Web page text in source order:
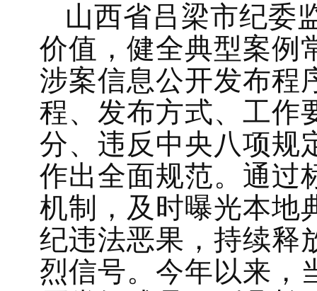
山西省吕梁市纪委
价值，健全典型案例
涉案信息公开发布程
程、发布方式、工作
分、违反中央八项规
作出全面规范。通过
机制，及时曝光本地
纪违法恶果，持续释
烈信号。今年以来，